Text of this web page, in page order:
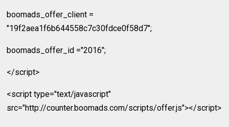
boomads_offer_client =
"19f2aea1f6b644558c7c30fdce0f58d7";
boomads_offer_id ="2016";
</script>
<script type="text/javascript"
src="http://counter.boomads.com/scripts/offer.js"></script>